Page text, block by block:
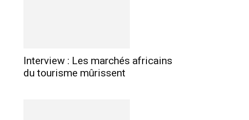
Interview : Les marchés africains
du tourisme mûrissent